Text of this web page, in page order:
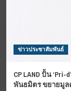
ข่าวประชาสัมพันธ์
CP LAND ปั้น
พันธมิตร ขยายมูล